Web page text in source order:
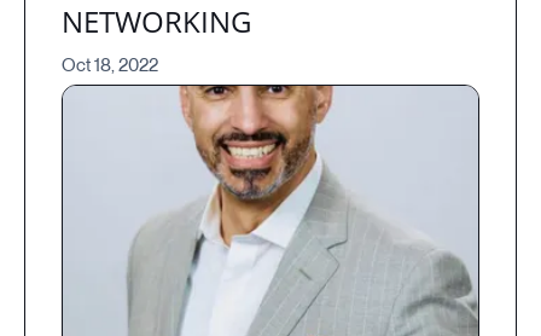
NETWORKING
Oct 18, 2022